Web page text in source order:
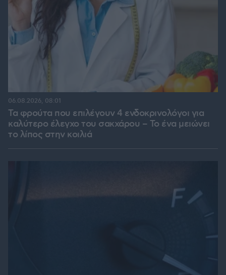
Τα φρούτα που επιλέγουν 4 ενδοκρινολόγοι για
καλύτερο έλεγχο του σακχάρου – Το ένα μειώνει
το λίπος στην κοιλιά
06.08.2026, 08:01